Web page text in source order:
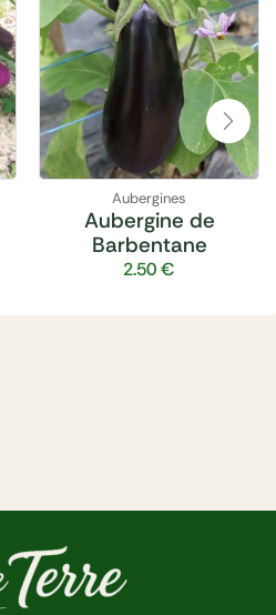
Aubergines
Aubergine de
Barbentane
2.50€